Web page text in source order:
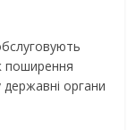
поширення
державні органи